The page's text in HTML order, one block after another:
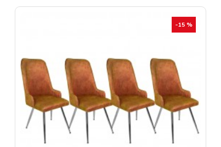
YENI
İHRAÇ FAZLASI
-20 %